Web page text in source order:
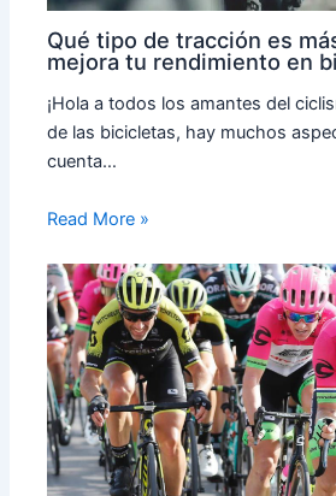
Qué tipo de tracción es
mejora tu rendimiento en
¡Hola a todos los amantes del
de las bicicletas, hay muchos
cuenta…
Read More »